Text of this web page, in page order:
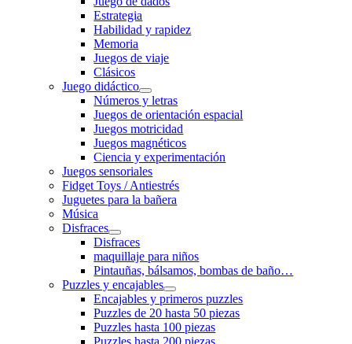
Estrategia
Habilidad y rapidez
Memoria
Juegos de viaje
Clásicos
Juego didáctico
Números y letras
Juegos de orientación espacial
Juegos motricidad
Juegos magnéticos
Ciencia y experimentación
Juegos sensoriales
Fidget Toys / Antiestrés
Juguetes para la bañera
Música
Disfraces
Disfraces
maquillaje para niños
Pintauñas, bálsamos, bombas de baño…
Puzzles y encajables
Encajables y primeros puzzles
Puzzles de 20 hasta 50 piezas
Puzzles hasta 100 piezas
Puzzles hasta 200 piezas